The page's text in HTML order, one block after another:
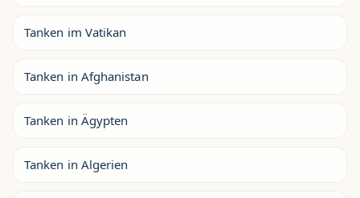
Tanken im Vatikan
Tanken in Afghanistan
Tanken in Ägypten
Tanken in Algerien